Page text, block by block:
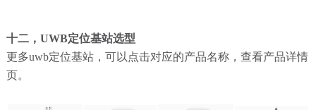
十二，UWB定位基站选型
更多uwb定位基站，可以点击对应的产品名称，查看产品详情
页。